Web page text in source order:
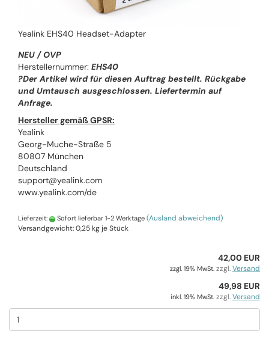
Yealink EHS40 Headset-Adapter
NEU / OVP
Herstellernummer: EHS40
?Der Artikel wird für diesen Auftrag bestellt. Rückgabe
und Umtausch ausgeschlossen. Liefertermin auf
Anfrage.
Hersteller gemäß GPSR:
Yealink
Georg-Muche-Straße 5
80807 München
Deutschland
support@yealink.com
www.yealink.com/de
Lieferzeit: Sofort lieferbar 1-2 Werktage (Ausland abweichend)
Versandgewicht:0,25kg je Stück
42,00 EUR
zzgl. 19% MwSt. zzgl.Versand
49,98 EUR
inkl. 19% MwSt. zzgl.Versand